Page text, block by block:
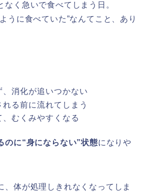
なく急いで食べてしまう日。
うに食べていた”なんてこと、あり
、消化が追いつかない
る前に流れてしまう
、むくみやすくなる
のに“身にならない”状態になりや
、体が処理しきれなくなってしま